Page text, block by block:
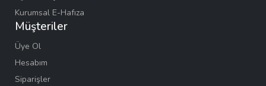
Kurumsal E-Hafıza
Müşteriler
Üye Ol
Hesabım
Siparişler